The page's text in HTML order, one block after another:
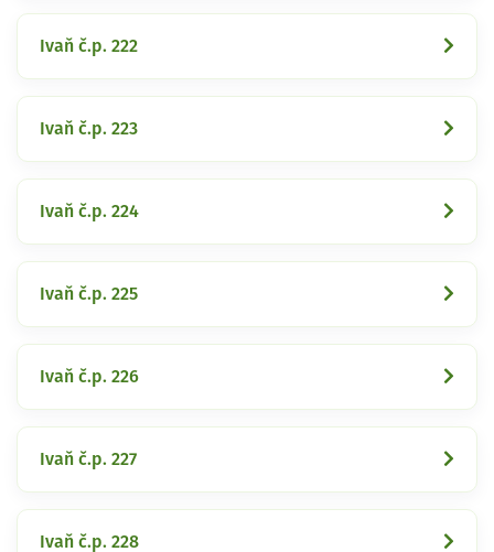
Ivaň č.p. 222
Ivaň č.p. 223
Ivaň č.p. 224
Ivaň č.p. 225
Ivaň č.p. 226
Ivaň č.p. 227
Ivaň č.p. 228